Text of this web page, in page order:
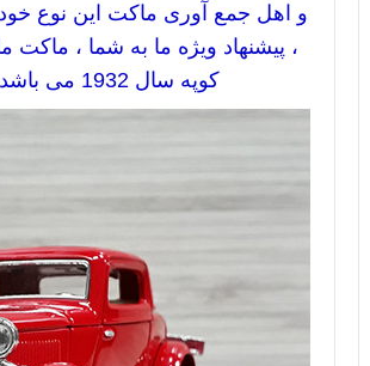
و اهل جمع آوری ماکت این نوع
، پیشنهاد ویژه ما به شما ، ماکت
کوپه سال1932 می